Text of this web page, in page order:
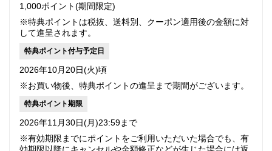
1,000ポイント(期間限定)
※特典ポイントは税抜、送料別、クーポン適用後の金額に対
して進呈されます。
特典ポイント付与予定日
2026年10月20日(火)頃
※お買い物後、特典ポイントの進呈まで期間がございます。
特典ポイント期限
2026年11月30日(月)23:59まで
※有効期限までにポイントをご利用いただいた場合でも、有
効期限以降にキャンセルや金額修正などが生じた場合には返